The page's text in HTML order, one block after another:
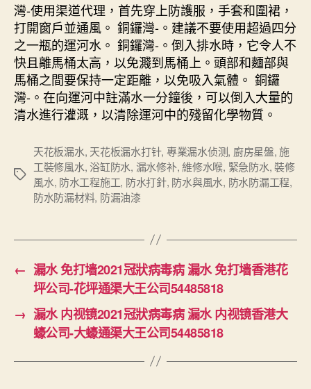
灣-使用渠道代理，首先穿上防護服，手套和圍裙，
打開窗戶並通風。 銅鑼灣-。建議不要使用超過四分
之一瓶的運河水。 銅鑼灣-。倒入排水時，它令人不
快且離馬桶太高，以免濺到馬桶上。頭部和麵部與
馬桶之間要保持一定距離，以免吸入氣體。 銅鑼
灣-。在向運河中註滿水一分鐘後，可以倒入大量的
清水進行灌溉，以清除運河中的殘留化學物質。
Tags
天花板漏水, 天花板漏水打针, 專業漏水侦测, 廚房星盤,施
工裝修風水, 浴缸防水, 漏水修补,維修水喉, 緊急防水,裝修
風水, 防水工程施工, 防水打針, 防水與風水, 防水防漏工程,
防水防漏材料, 防漏油漆
← 漏水 免打墙2021冠狀病毒病 漏水 免打墙香港花
坪公司-花坪通渠大王公司54485818
→ 漏水 内视镜2021冠狀病毒病 漏水 内视镜香港大
蠔公司-大蠔通渠大王公司54485818